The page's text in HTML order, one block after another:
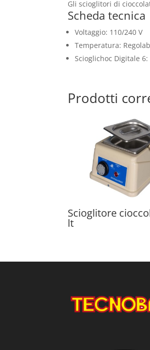
Gli scioglitori di
Scheda tecnica
Voltaggio: 110/240 V
Temperatura:
Scioglichoc Digitale 6:
Prodotti
Scioglitore
lt